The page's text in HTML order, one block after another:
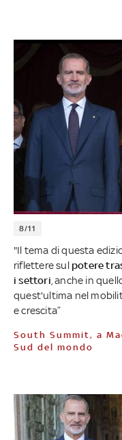
8/11
"Il tema di questa
riflettere sul potere
i settori , anche in
quest'ultima nel
e crescita”
South Summit, a Madrid startup e imprenditori del
Sud del mondo